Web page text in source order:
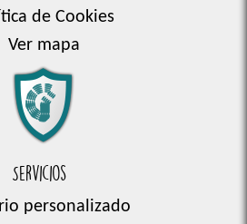
de Cookies
Ver mapa
Servicios
personalizado